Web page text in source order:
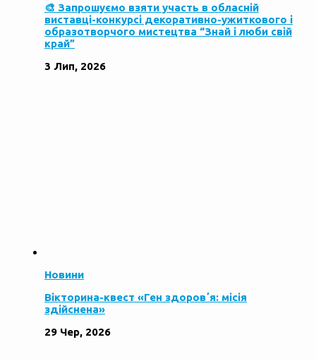
🎨 Запрошуємо взяти участь в обласній
виставці-конкурсі декоративно-ужиткового і
образотворчого мистецтва “Знай і люби свій
край”
3 Лип, 2026
Новини
Вікторина-квест «Ген здоровʼя: місія
здійснена»
29 Чер, 2026